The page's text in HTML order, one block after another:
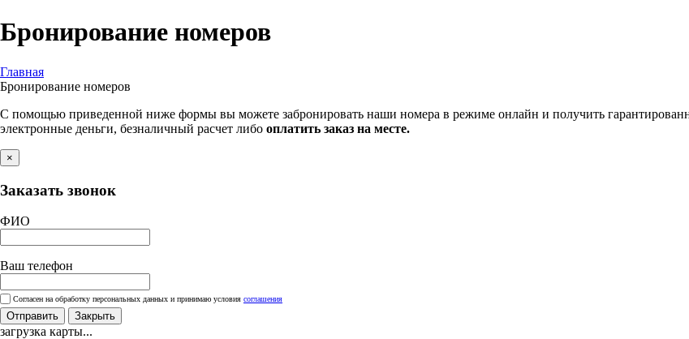
Бронирование номеров
Главная
Бронирование номеров
С помощью приведенной ниже формы вы можете забронировать наши номера в режиме онлайн и получить
электронные деньги, безналичный расчет либо оплатить заказ на месте.
×
Заказать звонок
ФИО
Ваш телефон
Согласен на обработку персональных данных и принимаю условия соглашения
Отправить Закрыть
загрузка карты...